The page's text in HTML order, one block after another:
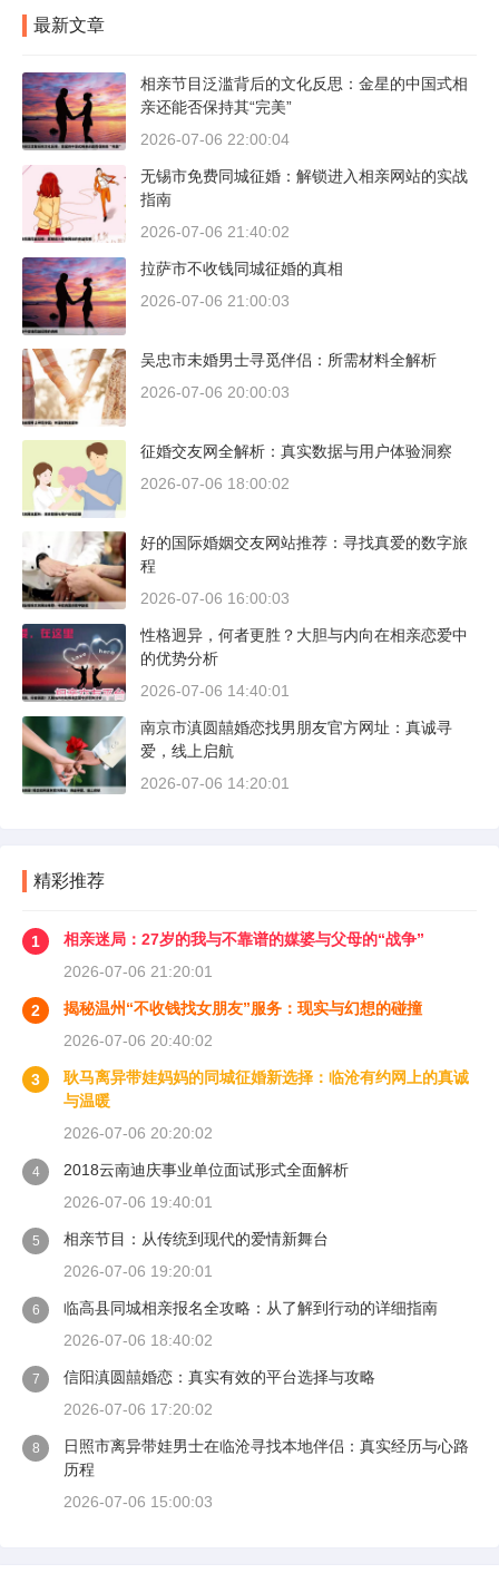
最新文章
相亲节目泛滥背后的文化反思：金星的中国式相
亲还能否保持其“完美”
2026-07-06 22:00:04
无锡市免费同城征婚：解锁进入相亲网站的实战
指南
2026-07-06 21:40:02
拉萨市不收钱同城征婚的真相
2026-07-06 21:00:03
吴忠市未婚男士寻觅伴侣：所需材料全解析
2026-07-06 20:00:03
征婚交友网全解析：真实数据与用户体验洞察
2026-07-06 18:00:02
好的国际婚姻交友网站推荐：寻找真爱的数字旅
程
2026-07-06 16:00:03
性格迥异，何者更胜？大胆与内向在相亲恋爱中
的优势分析
2026-07-06 14:40:01
南京市滇圆囍婚恋找男朋友官方网址：真诚寻
爱，线上启航
2026-07-06 14:20:01
精彩推荐
1
相亲迷局：27岁的我与不靠谱的媒婆与父母的“战争”
2026-07-06 21:20:01
2
揭秘温州“不收钱找女朋友”服务：现实与幻想的碰撞
2026-07-06 20:40:02
3
耿马离异带娃妈妈的同城征婚新选择：临沧有约网上的真诚
与温暖
2026-07-06 20:20:02
4
2018云南迪庆事业单位面试形式全面解析
2026-07-06 19:40:01
5
相亲节目：从传统到现代的爱情新舞台
2026-07-06 19:20:01
6
临高县同城相亲报名全攻略：从了解到行动的详细指南
2026-07-06 18:40:02
7
信阳滇圆囍婚恋：真实有效的平台选择与攻略
2026-07-06 17:20:02
8
日照市离异带娃男士在临沧寻找本地伴侣：真实经历与心路
历程
2026-07-06 15:00:03